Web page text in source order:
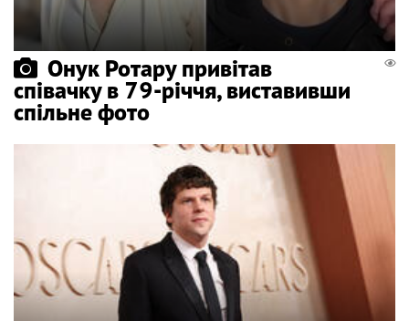
Онук Ротару привітав
співачку в 79-річчя, виставивши
спільне фото